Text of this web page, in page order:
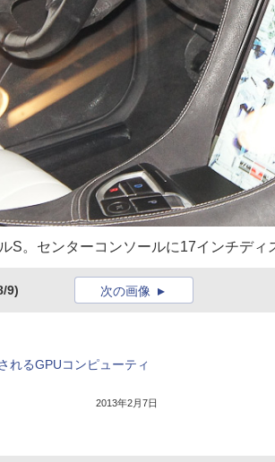
S。センターコンソールに17インチディ
9) 次の画像
れるGPUコンピューティ
2013年2月7日